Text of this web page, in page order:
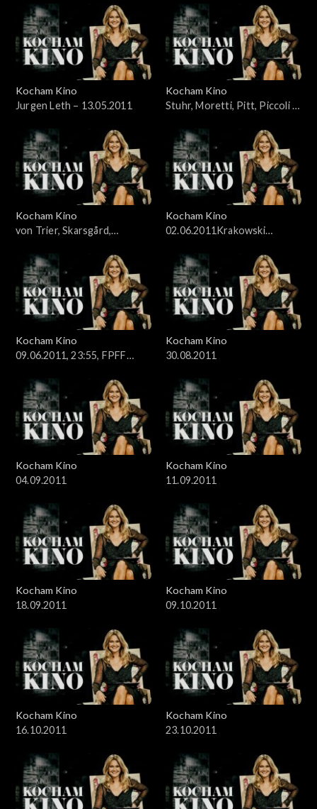
Kocham Kino
Jurgen Leth – 13.05.2011
Kocham Kino
Stuhr, Moretti, Pitt, Piccoli –
Kocham Kino
von Trier, Skarsgård,
Kocham Kino
02.06.2011Krakowski
Kocham Kino
09.06.2011, 23:55, FPFF
Kocham Kino
30.08.2011
Kocham Kino
04.09.2011
Kocham Kino
11.09.2011
Kocham Kino
18.09.2011
Kocham Kino
09.10.2011
Kocham Kino
16.10.2011
Kocham Kino
23.10.2011